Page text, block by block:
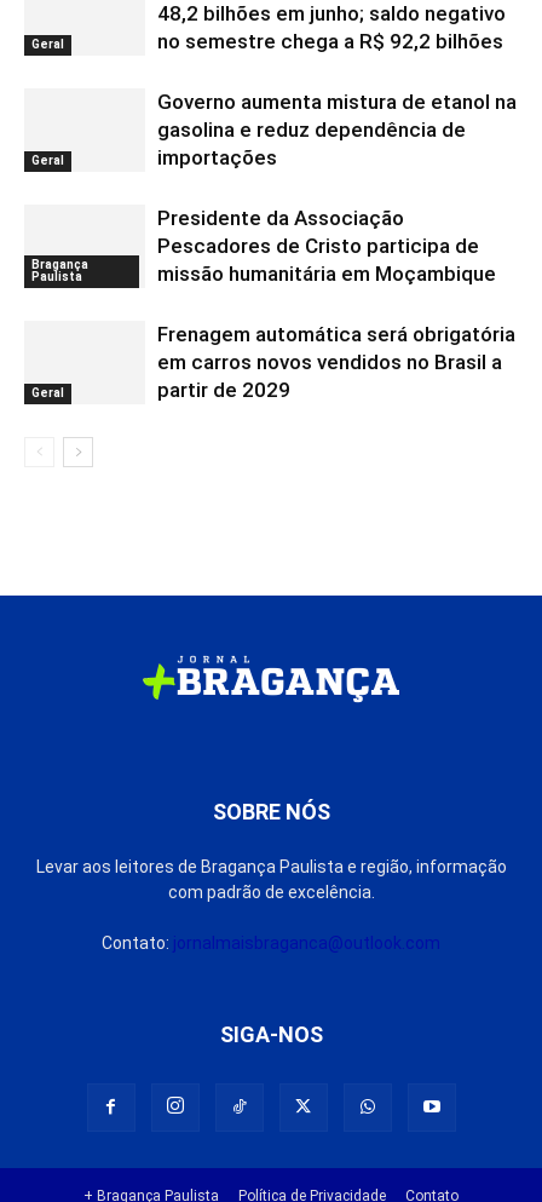
Geral
48,2 bilhões em junho; saldo negativo
no semestre chega a R$ 92,2 bilhões
Geral
Governo aumenta mistura de etanol na
gasolina e reduz dependência de
importações
Bragança
Paulista
Presidente da Associação
Pescadores de Cristo participa de
missão humanitária em Moçambique
Geral
Frenagem automática será obrigatória
em carros novos vendidos no Brasil a
partir de 2029
SOBRE NÓS
Levar aos leitores de Bragança Paulista e região, informação
com padrão de excelência.
Contato: jornalmaisbraganca@outlook.com
SIGA-NOS
+ Bragança Paulista Política de Privacidade Contato